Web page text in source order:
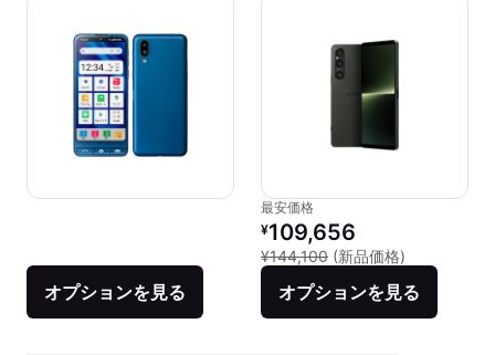
オプションを見る
最安価格
リファービッシュ品の価格：
¥109,656
¥144,100 (新品価格)
オプションを見る